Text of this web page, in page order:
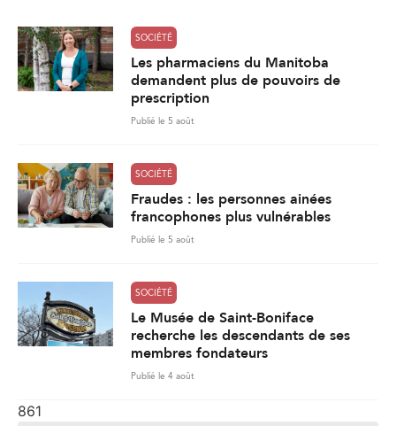
SOCIÉTÉ
Les pharmaciens du Manitoba
demandent plus de pouvoirs de
prescription
Publié le 5 août
SOCIÉTÉ
Fraudes : les personnes ainées
francophones plus vulnérables
Publié le 5 août
SOCIÉTÉ
Le Musée de Saint-Boniface
recherche les descendants de ses
membres fondateurs
Publié le 4 août
861